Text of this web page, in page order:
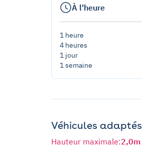
À l'heure
1 heure
4 heures
1 jour
1 semaine
Véhicules adaptés
Hauteur maximale:2,0m